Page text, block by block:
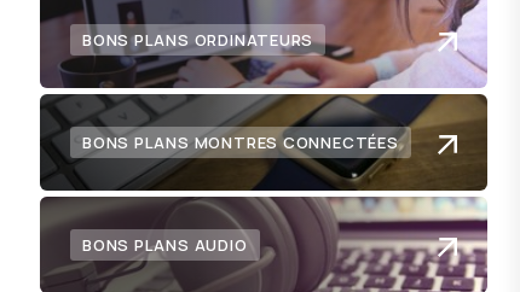
BONS PLANS ORDINATEURS
BONS PLANS MONTRES CONNECTÉES
BONS PLANS AUDIO